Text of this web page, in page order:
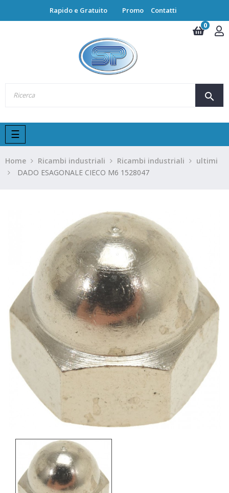
Rapido e Gratuito Promo Contatti
search
0
navigazione
Toggle
☰
Home Ricambi industriali Ricambi industriali
ultimi
DADO ESAGONALE CIECO M6 1528047